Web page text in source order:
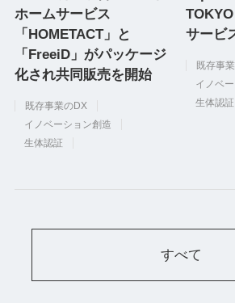
ホームサービス
「HOMETACT」と
「FreeiD」がパッケージ
化され共同販売を開始
既存事業のDX
イノベーション創造
生体認証
サービ
既存事
イノベ
生体認証
すべて